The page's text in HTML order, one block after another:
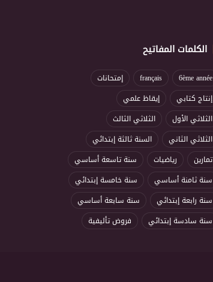
الكلمات المفاتيح
6ème année
français
إمتحانات
إنتاج كتابي
إيقاظ علمي
الثلاثي الأول
الثلاثي الثالث
الثلاثي الثاني
السنة ثالثة إبتدائي
تمارين
رياضيات
سنة تاسعة أساسي
سنة ثامنة أساسي
سنة خامسة إبتدائي
سنة رابعة إبتدائي
سنة سابعة أساسي
سنة سادسة إبتدائي
فروض تأليفية